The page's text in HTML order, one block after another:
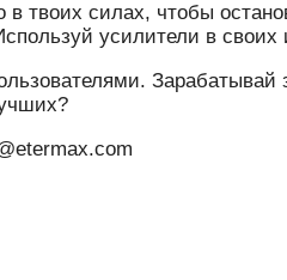
твоих силах, чтобы
усилители в